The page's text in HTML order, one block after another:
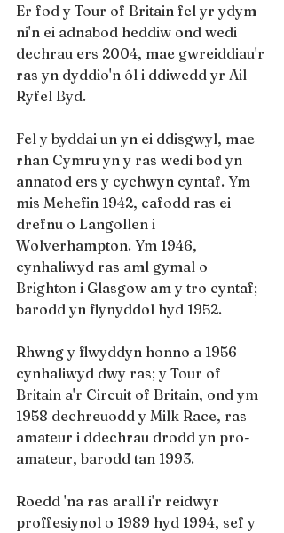
Er fod y Tour of Britain fel yr ydym
ni'n ei adnabod heddiw ond wedi
dechrau ers 2004, mae gwreiddiau'r
ras yn dyddio'n ôl i ddiwedd yr Ail
Ryfel Byd.
Fel y byddai un yn ei ddisgwyl, mae
rhan Cymru yn y ras wedi bod yn
annatod ers y cychwyn cyntaf. Ym
mis Mehefin 1942, cafodd ras ei
drefnu o Langollen i
Wolverhampton. Ym 1946,
cynhaliwyd ras aml gymal o
Brighton i Glasgow am y tro cyntaf;
barodd yn flynyddol hyd 1952.
Rhwng y flwyddyn honno a 1956
cynhaliwyd dwy ras; y Tour of
Britain a'r Circuit of Britain, ond ym
1958 dechreuodd y Milk Race, ras
amateur i ddechrau drodd yn pro-
amateur, barodd tan 1993.
Roedd 'na ras arall i'r reidwyr
proffesiynol o 1989 hyd 1994, sef y